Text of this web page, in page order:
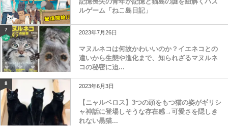
ルゲーム「ねこ島日記」
7 2023年7月26日
マヌルネコは何故かわいいのか？イエネコとの
違いから生態や進化まで、知られざるマヌルネ
コの秘密に迫...
8 2023年6月3日
【ニャルベロス】3つの頭をもつ猫の姿がギリシ
ャ神話に登場しそうな存在感→可愛さを隠しき
れない黒猫...